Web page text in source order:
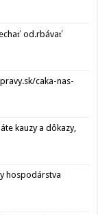
od.rbávať
caka-nas-
kauzy a dôkazy,
hospodárstva